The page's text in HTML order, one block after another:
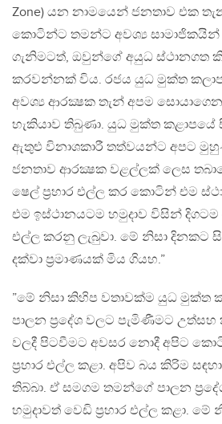
Zone) යන නාමයෙන් ජනතාව එක
කොටින්ට තමන්ට අවශ්‍ය සාමාජිකයින්
ගැනිමටත්, ඔවුන්ගේ අයුධ ස්ථානගත
කරවන්නක් විය. රජය යුධ මුක්ත
අවශ්‍ය ආරක්‍ෂක තැන් අපම
හැකියාව තිබුණා. යුධ මුක්ත
ඇතුළු විනාශකාරී තත්වයන්ට අපට
ජනතාව ආරක්‍ෂක වළල්ලක් ලෙස
ෂෙල් ප්‍රහාර එල්ල කර කොටින් එම
එම ඉස්ථානයටම හමුදාව විසින් දිගටම
එල්ල කරනු ලැබුවා. මේ නිසා දිනකට
දක්වා ප්‍රමාණයක් මිය ගියහ.”
”මේ නිසා කිහිප වතාවක්ම යුධ මුක්ත
පාලන ප්‍රදේශ වලට පැමිණීමට උත්සහ
වලදී පිටවීමට අවසර නොදී අපිට
ප්‍රහාර එල්ල කළා. අපිව බය කිරිම
තිබ්බා. ඒ සමගම තමන්ගේ පාලන
හමුදාවත් වෙඩි ප්‍රහාර එල්ල කළා. මේ